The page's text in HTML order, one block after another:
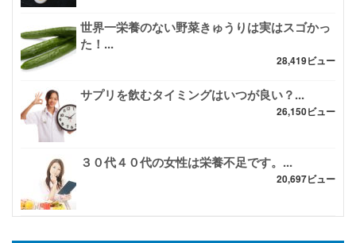
世界一栄養のない野菜きゅうりは実はスゴかっ
た！...
28,419ビュー
サプリを飲むタイミングはいつが良い？...
26,150ビュー
３０代４０代の女性は栄養不足です。...
20,697ビュー